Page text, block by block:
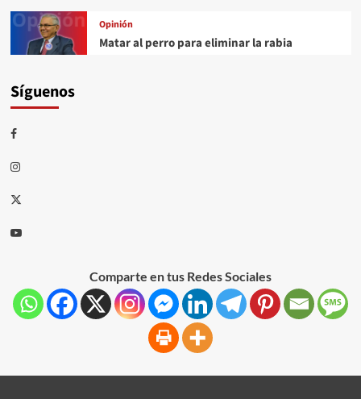
Opinión
Matar al perro para eliminar la rabia
Síguenos
Comparte en tus Redes Sociales